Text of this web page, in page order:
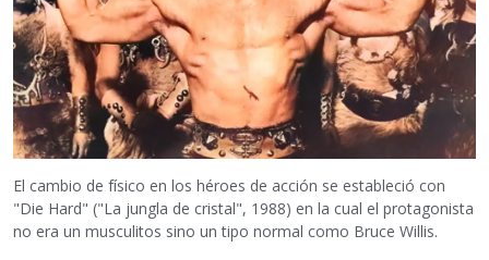
El cambio de físico en los héroes de acción se estableció con
"Die Hard" ("La jungla de cristal", 1988) en la cual el protagonista
no era un musculitos sino un tipo normal como Bruce Willis.